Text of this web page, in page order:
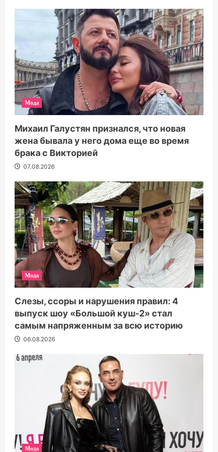
Мода
Михаил Галустян признался, что новая
жена бывала у него дома еще во время
брака с Викторией
07.08.2026
Мода
Слезы, ссоры и нарушения правил: 4
выпуск шоу «Большой куш-2» стал
самым напряженным за всю историю
06.08.2026
Мода